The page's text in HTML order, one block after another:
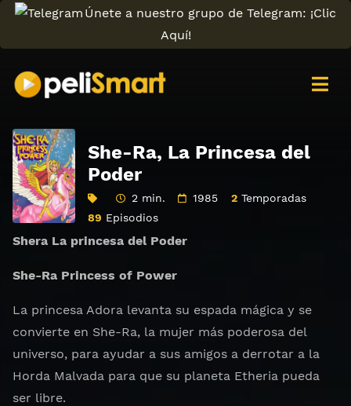
Únete a nuestro grupo de Telegram: ¡Clic
Aquí!
She-Ra, La Princesa del
Poder
2 min. 1985 2Temporadas
89 Episodios
Shera La princesa del Poder
She-Ra Princess of Power
La princesa Adora levanta su espada mágica y se
convierte en She-Ra, la mujer más poderosa del
universo, para ayudar a sus amigos a derrotar a la
Horda Malvada para que su planeta Etheria pueda
ser libre.